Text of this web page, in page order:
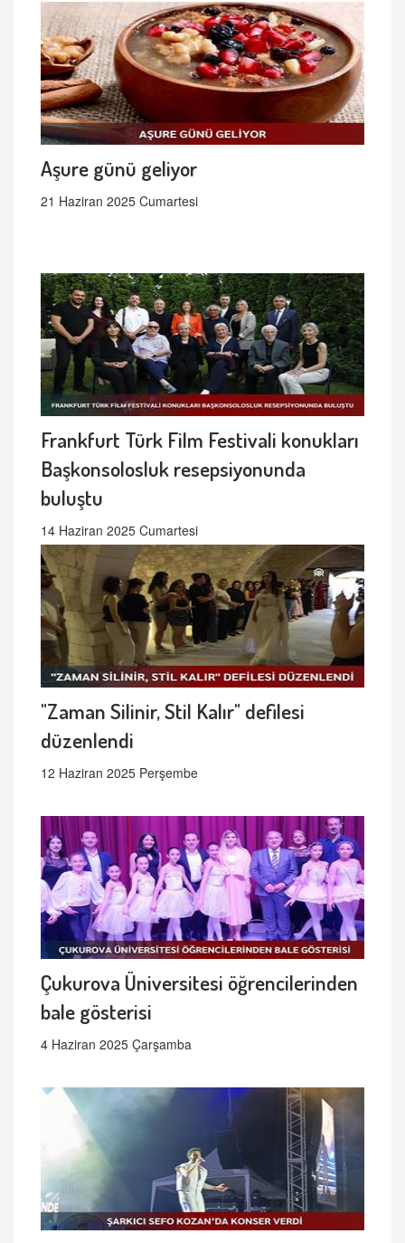
Aşure günü geliyor
21 Haziran 2025 Cumartesi
Frankfurt Türk Film Festivali konukları
Başkonsolosluk resepsiyonunda
buluştu
14 Haziran 2025 Cumartesi
"Zaman Silinir, Stil Kalır" defilesi
düzenlendi
12 Haziran 2025 Perşembe
Çukurova Üniversitesi öğrencilerinden
bale gösterisi
4 Haziran 2025 Çarşamba